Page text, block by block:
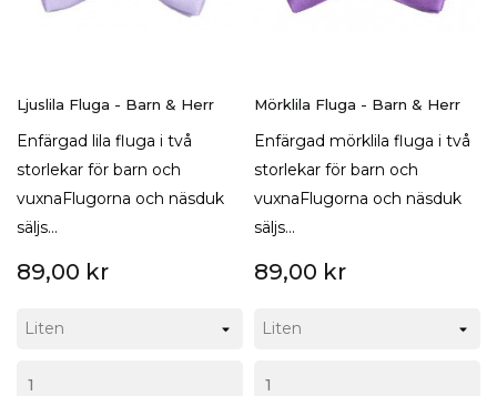
Ljuslila Fluga - Barn & Herr
Enfärgad lila fluga i två
storlekar för barn och
vuxnaFlugorna och näsduk
säljs...
89,00 kr
Mörklila Fluga - Barn & Herr
Enfärgad mörklila fluga i två
storlekar för barn och
vuxnaFlugorna och näsduk
säljs...
89,00 kr